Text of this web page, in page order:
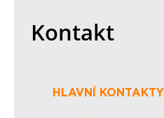
Kontakt
HLAVNÍ KONTAKTY